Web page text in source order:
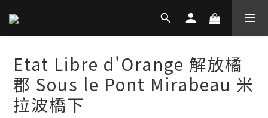
Etat Libre d'Orange 解放橘
郡 Sous le Pont Mirabeau 米
拉波橋下